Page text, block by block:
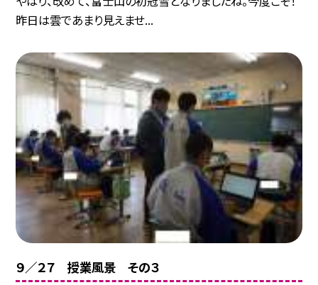
昨日は雲であまり見えませ...
９／２７ 授業風景 その３